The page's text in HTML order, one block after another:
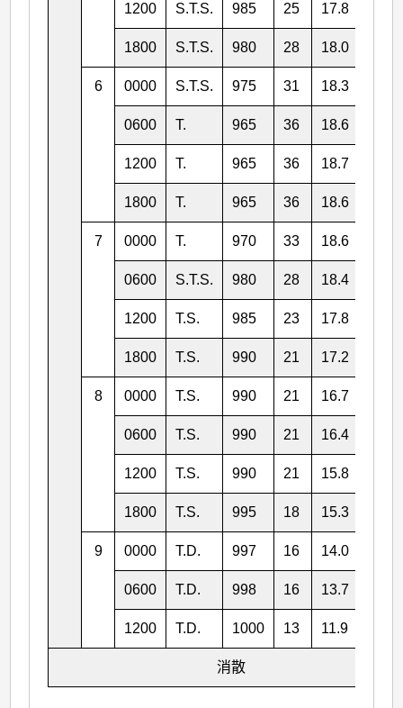
1200 S.T.S. 985 25 17.8
1800 S.T.S. 980 28 18.0
6 0000 S.T.S. 975 31 18.3
0600 T. 965 36 18.6
1200 T. 965 36 18.7
1800 T. 965 36 18.6
7 0000 T. 970 33 18.6
0600 S.T.S. 980 28 18.4
1200 T.S. 985 23 17.8
1800 T.S. 990 21 17.2
8 0000 T.S. 990 21 16.7
0600 T.S. 990 21 16.4
1200 T.S. 990 21 15.8
1800 T.S. 995 18 15.3
9 0000 T.D. 997 16 14.0
0600 T.D. 998 16 13.7
1200 T.D. 1000 13 11.9
消散